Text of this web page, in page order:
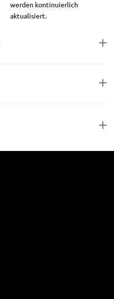
werden kontinuierlich
aktualisiert.